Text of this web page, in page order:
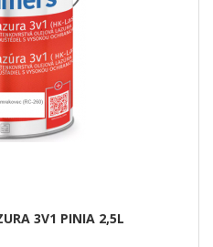
3V1 PINIA 2,5L